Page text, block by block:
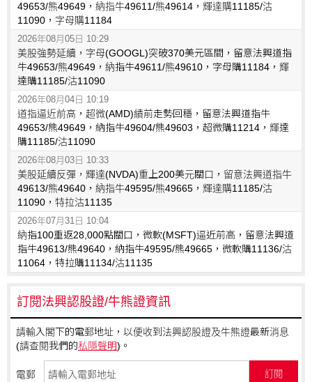
49653/熊49649，納指牛49611/熊49614，輝達購11185/沽
11090，字母購11184
2026年08月05日 10:29
美股強勢延續，字母(GOOGL)突破370美元區間，留意法興道指
牛49653/熊49649，納指牛49611/熊49610，字母購11184，輝
達購11185/沽11090
2026年08月04日 10:19
道指逼近前高，超微(AMD)績前走勢回穩，留意法興道指牛
49653/熊49649，納指牛49604/熊49603，超微購11214，輝達
購11185/沽11090
2026年08月03日 10:33
美股延續反彈，輝達(NVDA)重上200美元關口，留意法興道指牛
49613/熊49640，納指牛49595/熊49665，輝達購11185/沽
11090，特拉沽11135
2026年07月31日 10:04
納指100重返28,000點關口，微軟(MSFT)逼近前高，留意法興道
指牛49613/熊49640，納指牛49595/熊49665，微軟購11136/沽
11064，特拉購11134/沽11135
訂閱法興認股證/牛熊證資訊
請輸入閣下的電郵地址，以便收到法興認股證及牛熊證最新消息
(請查閱我們的私隱聲明)。
電郵 訂閱